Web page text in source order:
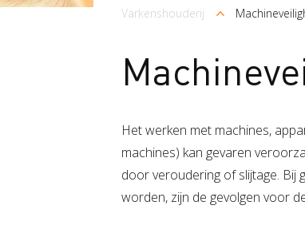
Kruimelpad
Varkenshouderij
Het werken met machines,
machines) kan gevaren
door veroudering of slijtage. Bij
worden, zijn de gevolgen voor